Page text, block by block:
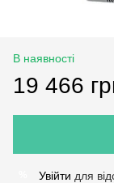
В наявності
19 466
Увійти для